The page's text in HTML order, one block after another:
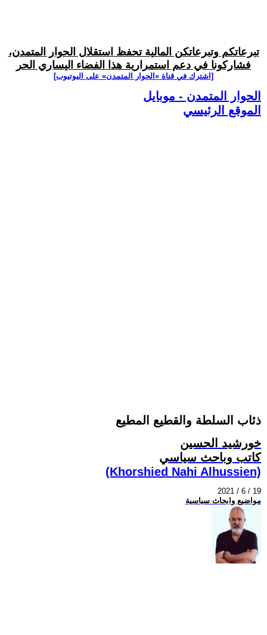
تبرعاتكم وتبرعاتكن المالية تحفظ استقلال الحوار المتمدن،
فشاركونا في دعم استمرارية هذا الفضاء اليساري الحر
[اشترك في قناة ‫«الحوار المتمدن» على اليوتيوب]
الحوار المتمدن - موبايل
الموقع الرئيسي
ذئاب السلطة والقطيع المطيع
خورشيد الحسين
كاتب وباحث سياسي
(Khorshied Nahi Alhussien)
2021 / 6 / 19
مواضيع وابحاث سياسية